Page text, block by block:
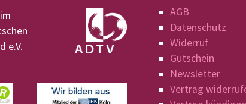
e.V.
AGB
Datenschutz
Widerruf
Gutschein
Newsletter
Vertrag